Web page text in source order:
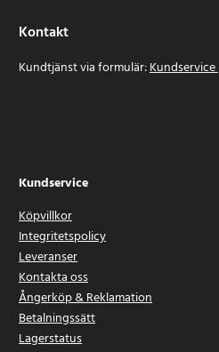
Kontakt
Kundtjänst via formulär:Kundservice
Kundservice
Köpvillkor
Integritetspolicy
Leveranser
Kontakta oss
Ångerköp & Reklamation
Betalningssätt
Lagerstatus